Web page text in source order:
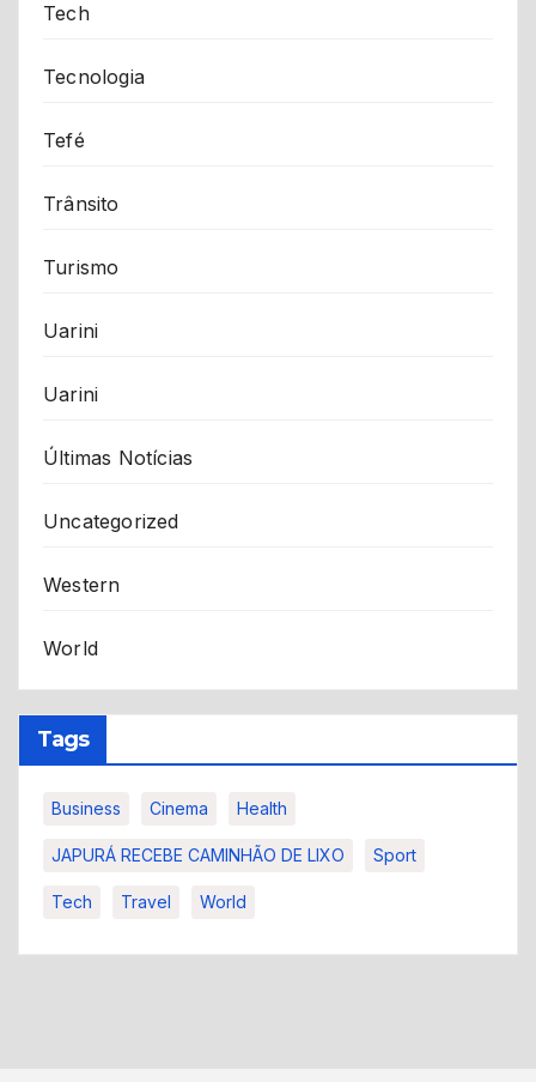
Tech
Tecnologia
Tefé
Trânsito
Turismo
Uarini
Uarini
Últimas Notícias
Uncategorized
Western
World
Tags
Business Cinema Health
JAPURÁ RECEBE CAMINHÃO DE LIXO Sport
Tech Travel World